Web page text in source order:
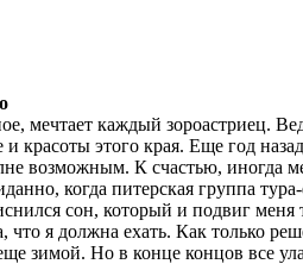
мечтает каждый зороастриец.
красоты этого края. Еще год
возможным. К счастью, иногда
когда питерская группа
сон, который и подвиг
что я должна ехать. Как только
зимой. Но в конце концов все